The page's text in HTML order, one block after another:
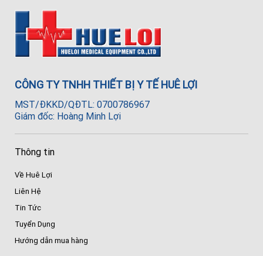
CÔNG TY TNHH THIẾT BỊ Y TẾ HUÊ LỢI
MST/ĐKKD/QĐTL: 0700786967
Giám đốc: Hoàng Minh Lợi
Thông tin
Về Huê Lợi
Liên Hệ
Tin Tức
Tuyển Dụng
Hướng dẫn mua hàng